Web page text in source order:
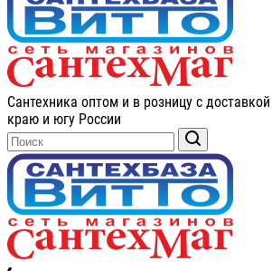
Сантехника оптом и в розницу с
краю и югу России